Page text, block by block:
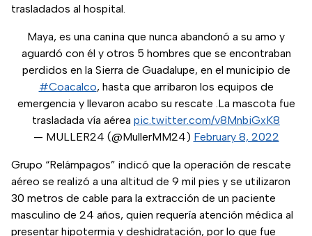
trasladados al hospital.
Maya, es una canina que nunca abandonó a su amo y
aguardó con él y otros 5 hombres que se encontraban
perdidos en la Sierra de Guadalupe, en el municipio de
#Coacalco, hasta que arribaron los equipos de
emergencia y llevaron acabo su rescate .La mascota fue
trasladada vía aérea pic.twitter.com/v8MnbiGxK8
— MULLER24 (@MullerMM24) February 8, 2022
Grupo “Relámpagos” indicó que la operación de rescate
aéreo se realizó a una altitud de 9 mil pies y se utilizaron
30 metros de cable para la extracción de un paciente
masculino de 24 años, quien requería atención médica al
presentar hipotermia y deshidratación, por lo que fue